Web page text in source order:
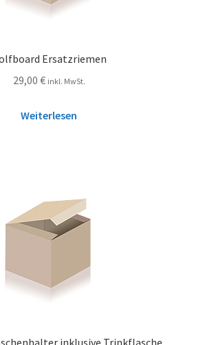
Ersatzriemen
29,00 € inkl. MwSt.
Weiterlesen
inklusive Trinkflasche